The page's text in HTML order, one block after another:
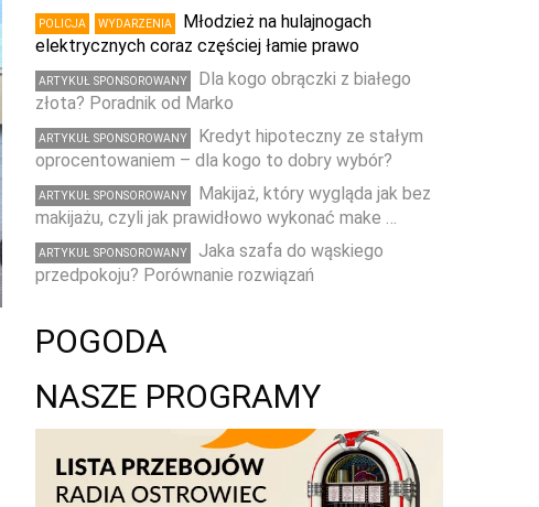
POLICJA WYDARZENIA
Młodzież na hulajnogach
elektrycznych coraz częściej łamie prawo
ARTYKUŁ SPONSOROWANY
Dla kogo obrączki z białego
złota? Poradnik od Marko
ARTYKUŁ SPONSOROWANY
Kredyt hipoteczny ze stałym
oprocentowaniem – dla kogo to dobry wybór?
ARTYKUŁ SPONSOROWANY
Makijaż, który wygląda jak bez
makijażu, czyli jak prawidłowo wykonać make …
ARTYKUŁ SPONSOROWANY
Jaka szafa do wąskiego
przedpokoju? Porównanie rozwiązań
POGODA
NASZE PROGRAMY